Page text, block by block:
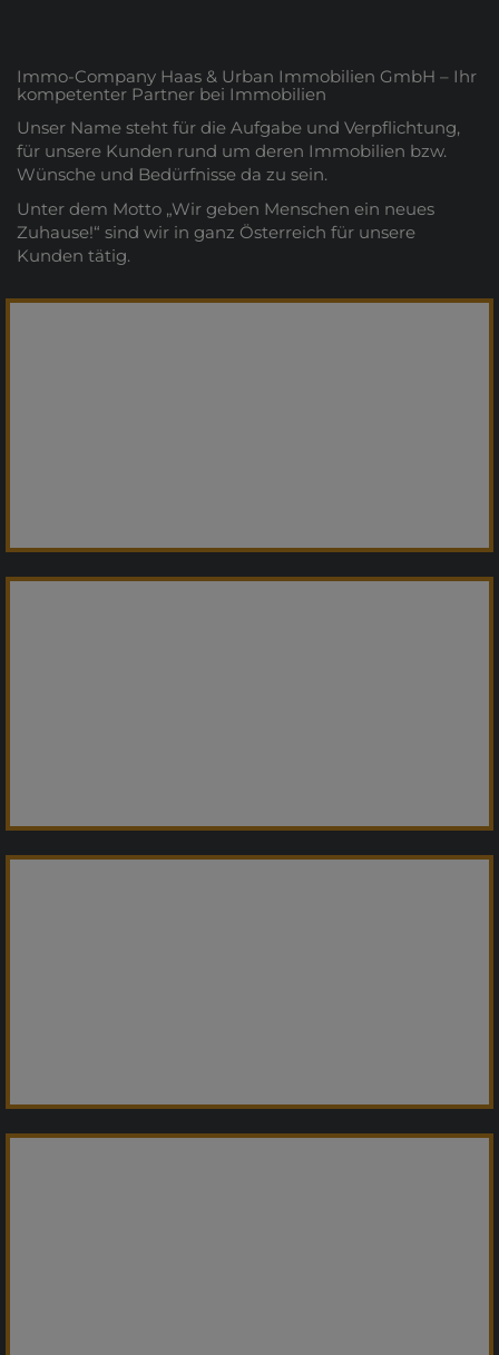
Immo-Company Haas & Urban Immobilien GmbH – Ihr
kompetenter Partner bei Immobilien
Unser Name steht für die Aufgabe und Verpflichtung,
für unsere Kunden rund um deren Immobilien bzw.
Wünsche und Bedürfnisse da zu sein.
Unter dem Motto „Wir geben Menschen ein neues
Zuhause!“ sind wir in ganz Österreich für unsere
Kunden tätig.